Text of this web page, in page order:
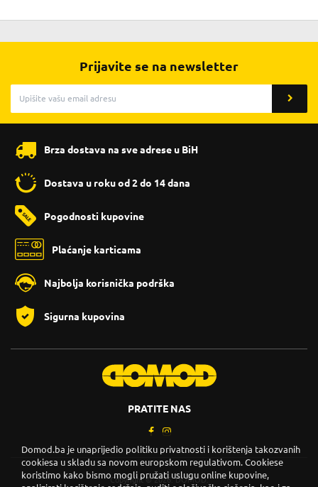
Prijavite se na newsletter
Brza dostava na sve adrese u BiH
Dostava u roku od 2 do 14 dana
Pogodnosti kupovine
Plaćanje karticama
Najbolja korisnička podrška
Sigurna kupovina
PRATITE NAS
Copyright © 2026. DOMOD.
Domod.ba je unaprijedio politiku privatnosti i korištenja takozvanih
cookiesa u skladu sa novom europskom regulativom. Cookiese
koristimo kako bismo mogli pružati uslugu online kupovine,